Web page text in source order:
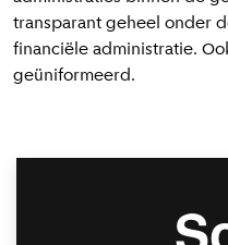
transparant geheel onder
financiële administratie.
geüniformeerd.